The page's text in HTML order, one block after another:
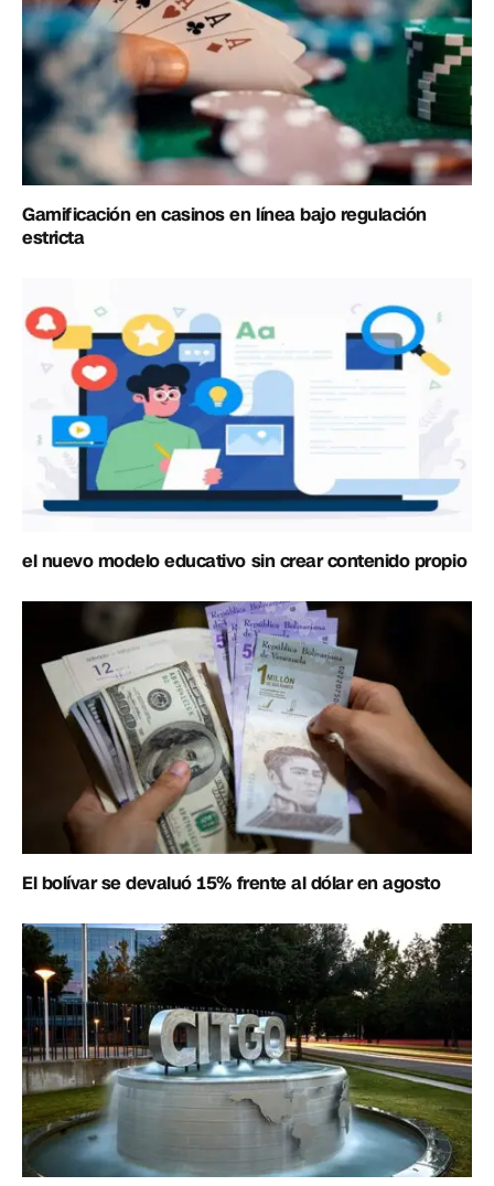
Gamificación en casinos en línea bajo regulación
estricta
el nuevo modelo educativo sin crear contenido propio
El bolívar se devaluó 15% frente al dólar en agosto